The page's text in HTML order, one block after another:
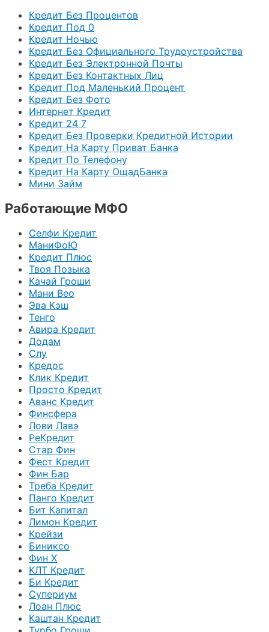
Кредит Без Процентов
Кредит Под 0
Кредит Ночью
Кредит Без Официального Трудоустройства
Кредит Без Электронной Почты
Кредит Без Контактных Лиц
Кредит Под Маленький Процент
Кредит Без Фото
Интернет Кредит
Кредит 24 7
Кредит Без Проверки Кредитной Истории
Кредит На Карту Приват Банка
Кредит По Телефону
Кредит На Карту ОщадБанка
Мини Займ
Работающие МФО
Селфи Кредит
МаниФоЮ
Кредит Плюс
Твоя Позыка
Качай Гроши
Мани Вео
Эва Кэш
Тенго
Авира Кредит
Додам
Слу
Кредос
Клик Кредит
Просто Кредит
Аванс Кредит
Финсфера
Лови Лавэ
РеКредит
Стар Фин
Фест Кредит
Фин Бар
Треба Кредит
Панго Кредит
Бит Капитал
Лимон Кредит
Крейзи
Биниксо
Фин Х
КЛТ Кредит
Би Кредит
Супериум
Лоан Плюс
Каштан Кредит